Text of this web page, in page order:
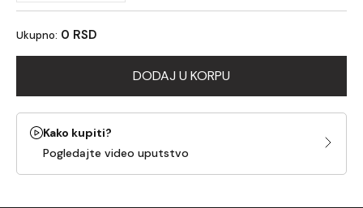
Ukupno: 0 RSD
DODAJ U KORPU
Kako kupiti?
Pogledajte video uputstvo